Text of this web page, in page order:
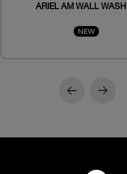
ARIEL AM WALL
NEW